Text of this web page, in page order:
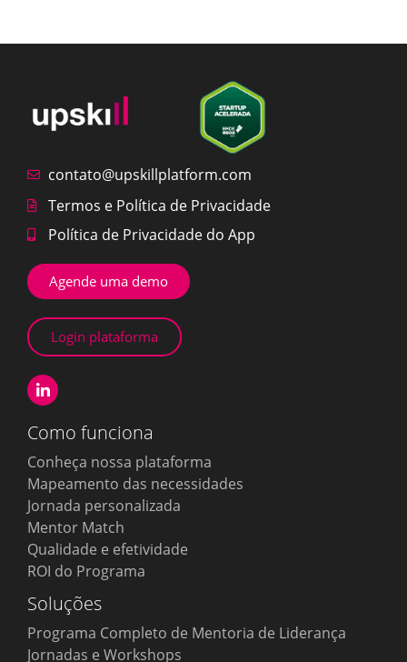
contato@upskillplatform.com
Termos e Política de Privacidade
Política de Privacidade do App
Agende uma demo
Login plataforma
Como funciona
Conheça nossa plataforma
Mapeamento das necessidades
Jornada personalizada
Mentor Match
Qualidade e efetividade
ROI do Programa
Soluções
Programa Completo de Mentoria de Liderança
Jornadas e Workshops